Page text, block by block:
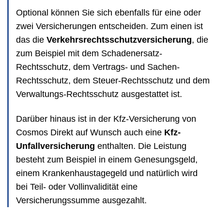
Optional können Sie sich ebenfalls für eine oder
zwei Versicherungen entscheiden. Zum einen ist
das die Verkehrsrechtsschutzversicherung, die
zum Beispiel mit dem Schadenersatz-
Rechtsschutz, dem Vertrags- und Sachen-
Rechtsschutz, dem Steuer-Rechtsschutz und dem
Verwaltungs-Rechtsschutz ausgestattet ist.
Darüber hinaus ist in der Kfz-Versicherung von
Cosmos Direkt auf Wunsch auch eine Kfz-
Unfallversicherung enthalten. Die Leistung
besteht zum Beispiel in einem Genesungsgeld,
einem Krankenhaustagegeld und natürlich wird
bei Teil- oder Vollinvalidität eine
Versicherungssumme ausgezahlt.